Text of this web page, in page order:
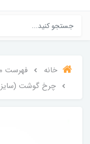
خانه
فهرست
چرخ گوشت (سایز 8) الکترو کار Ec-54 بدنه استیل